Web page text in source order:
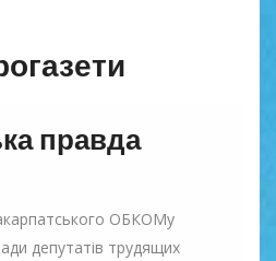
правда
ОБКОМу
депутатів трудящих